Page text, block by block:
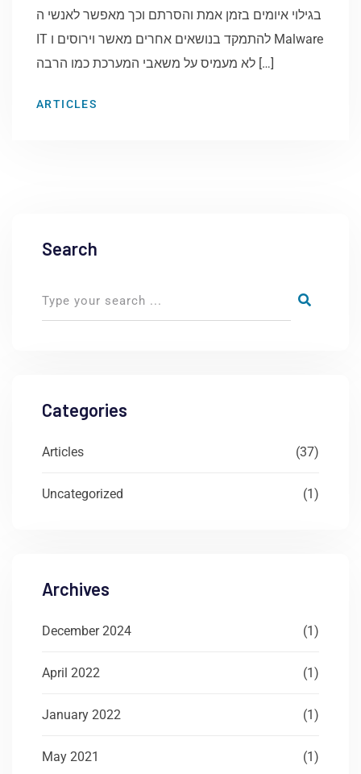
בגילוי איומים בזמן אמת והסרתם וכך מאפשר לאנשי ה
IT להתמקד בנושאים אחרים מאשר וירוסים ו Malware
לא מעמיס על משאבי המערכת כמו הרבה […]
ARTICLES
Search
Categories
Articles (37)
Uncategorized (1)
Archives
December 2024 (1)
April 2022 (1)
January 2022 (1)
May 2021 (1)